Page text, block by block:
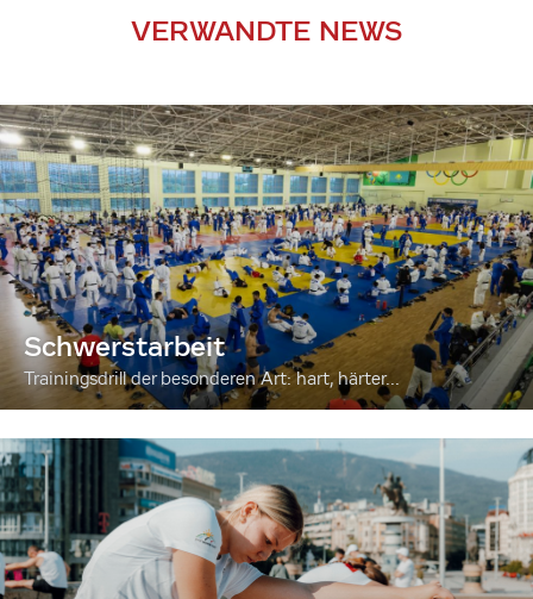
VERWANDTE NEWS
Schwerstarbeit
Trainingsdrill der besonderen Art: hart, härter...